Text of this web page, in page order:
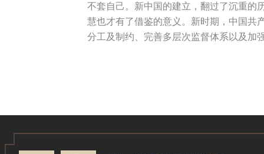
不套自己。新中国的建立，翻过了沉重的
慧也才有了借鉴的意义。新时期，中国共
分工及制约、完善多层次监督体系以及加